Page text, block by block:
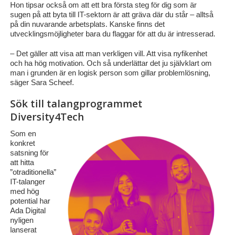
Hon tipsar också om att ett bra första steg för dig som är
sugen på att byta till IT-sektorn är att gräva där du står – alltså
på din nuvarande arbetsplats. Kanske finns det
utvecklingsmöjligheter bara du flaggar för att du är intresserad.
– Det gäller att visa att man verkligen vill. Att visa nyfikenhet
och ha hög motivation. Och så underlättar det ju självklart om
man i grunden är en logisk person som gillar problemlösning,
säger Sara Scheef.
Sök till talangprogrammet
Diversity4Tech
Som en
konkret
satsning för
att hitta
”otraditionella”
IT-talanger
med hög
potential har
Ada Digital
nyligen
lanserat